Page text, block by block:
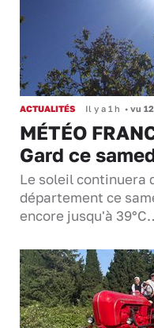
ACTUALITÉS Il y a 1 h • vu
MÉTÉO
Gard ce
Le soleil continuera
département ce
encore jusqu'à